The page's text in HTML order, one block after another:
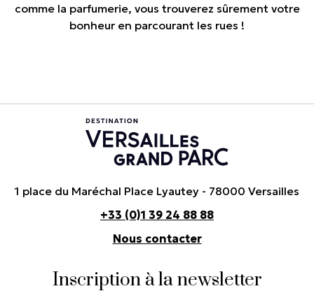
comme la parfumerie, vous trouverez sûrement votre
bonheur en parcourant les rues !
1 place du Maréchal Place Lyautey - 78000 Versailles
+33 (0)1 39 24 88 88
Nous contacter
Inscription à la newsletter